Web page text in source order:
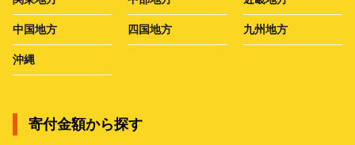
中国地方 四国地方 九州地方
沖縄
寄付金額から探す